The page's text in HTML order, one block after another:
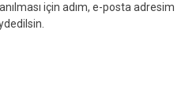
için adım, e-posta adresim